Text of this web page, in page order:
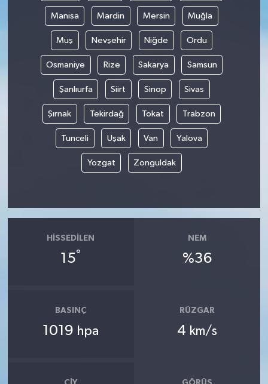
Manisa Mardin Mersin Muğla
Muş Nevşehir Niğde Ordu
Osmaniye Rize Sakarya Samsun
Şanlıurfa Siirt Sinop Sivas
Şırnak Tekirdağ Tokat Trabzon
Tunceli Uşak Van Yalova
Yozgat Zonguldak
HISSEDILEN
15°
NEM
%36
BASINÇ
1019 hpa
RÜZGAR
4 km/s